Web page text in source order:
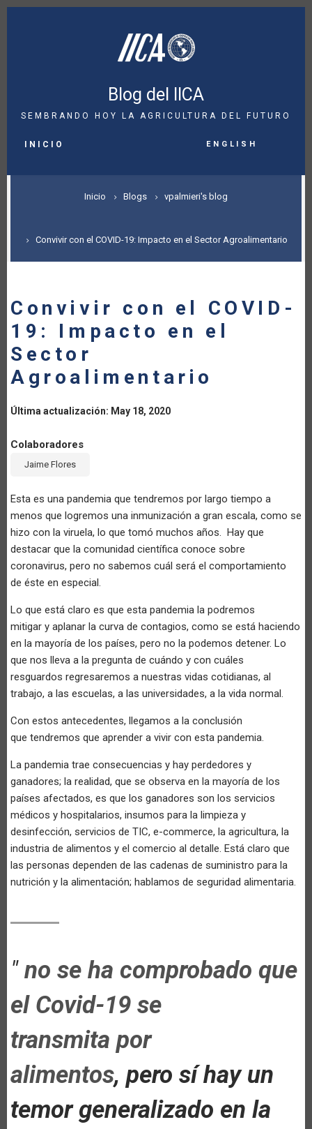
Pasar
Blog del IICA
SEMBRANDO HOY LA AGRICULTURA DEL FUTURO
NAVIGATION
INICIO English
SOBRESCRIBIR
DE
A
LA
NAVEGACIÓN
Inicio Blogs vpalmieri's blog
Convivir con el COVID-19: Impacto en el Sector Agroalimentario
Convivir con el COVID-
19: Impacto en el
Sector
Agroalimentario
Última actualización: May 18, 2020
Colaboradores
Jaime Flores
Esta es una pandemia que tendremos por largo tiempo a
menos que logremos una inmunización a gran escala, como se
hizo con la viruela, lo que tomó muchos años. Hay que
destacar que la comunidad científica conoce sobre
coronavirus, pero no sabemos cuál será el comportamiento
de éste en especial.
Lo que está claro es que esta pandemia la podremos
mitigar y aplanar la curva de contagios, como se está haciendo
en la mayoría de los países, pero no la podemos detener. Lo
que nos lleva a la pregunta de cuándo y con cuáles
resguardos regresaremos a nuestras vidas cotidianas, al
trabajo, a las escuelas, a las universidades, a la vida normal.
Con estos antecedentes, llegamos a la conclusión
que tendremos que aprender a vivir con esta pandemia.
La pandemia trae consecuencias y hay perdedores y
ganadores; la realidad, que se observa en la mayoría de los
países afectados, es que los ganadores son los servicios
médicos y hospitalarios, insumos para la limpieza y
desinfección, servicios de TIC, e-commerce, la agricultura, la
industria de alimentos y el comercio al detalle. Está claro que
las personas dependen de las cadenas de suministro para la
nutrición y la alimentación; hablamos de seguridad alimentaria.
"no se ha comprobado que
el Covid-19 se
transmita por
alimentos, pero sí hay un
temor generalizado en la